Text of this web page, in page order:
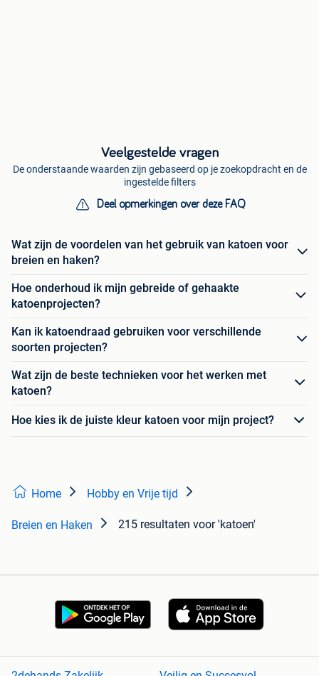
Veelgestelde vragen
De onderstaande waarden zijn gebaseerd op je zoekopdracht en de
ingestelde filters
Deel opmerkingen over deze FAQ
Wat zijn de voordelen van het gebruik van katoen voor
breien en haken?
Hoe onderhoud ik mijn gebreide of gehaakte
katoenprojecten?
Kan ik katoendraad gebruiken voor verschillende
soorten projecten?
Wat zijn de beste technieken voor het werken met
katoen?
Hoe kies ik de juiste kleur katoen voor mijn project?
Home Hobby en Vrije tijd
Breien en Haken 215 resultaten voor 'katoen'